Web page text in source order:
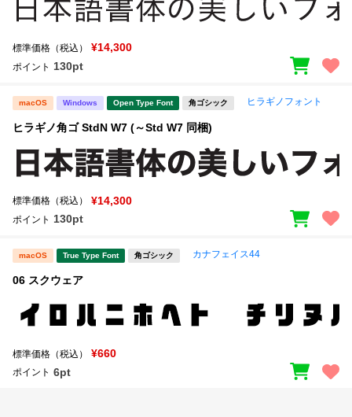
標準価格（税込） ¥14,300
ポイント 130pt
macOS Windows Open Type Font 角ゴシック ヒラギノフォント
ヒラギノ角ゴ StdN W7 (～Std W7 同梱)
標準価格（税込） ¥14,300
ポイント 130pt
macOS True Type Font 角ゴシック カナフェイス44
06 スクウェア
標準価格（税込） ¥660
ポイント 6pt